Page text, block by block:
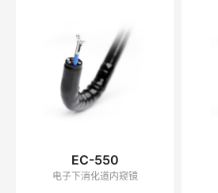
EC-550
电子下消化道内窥镜